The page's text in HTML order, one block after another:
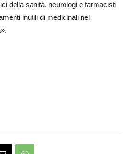
della sanità, neurologi e farmacisti
inutili di medicinali nel